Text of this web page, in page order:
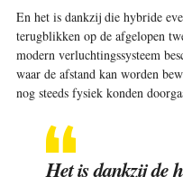
En het is dankzij die hybride
terugblikken op de afgelopen
modern verluchtingssysteem
waar de afstand kan worden
nog steeds fysiek konden
Het is dankzij de